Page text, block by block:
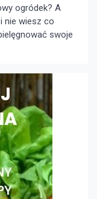
ogródek? A
nie wiesz co
swoje